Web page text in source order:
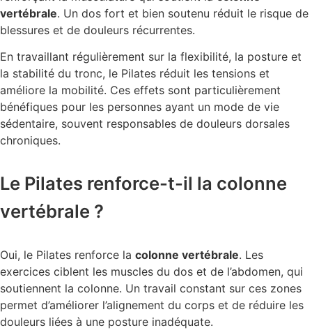
vertébrale. Un dos fort et bien soutenu réduit le risque de
blessures et de douleurs récurrentes.
En travaillant régulièrement sur la flexibilité, la posture et
la stabilité du tronc, le Pilates réduit les tensions et
améliore la mobilité. Ces effets sont particulièrement
bénéfiques pour les personnes ayant un mode de vie
sédentaire, souvent responsables de douleurs dorsales
chroniques.
Le Pilates renforce-t-il la colonne
vertébrale ?
Oui, le Pilates renforce la colonne vertébrale. Les
exercices ciblent les muscles du dos et de l’abdomen, qui
soutiennent la colonne. Un travail constant sur ces zones
permet d’améliorer l’alignement du corps et de réduire les
douleurs liées à une posture inadéquate.